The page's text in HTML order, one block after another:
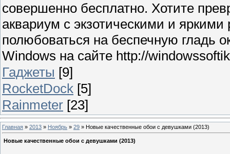
совершенно бесплатно. Хотите
аквариум с экзотическими и
полюбоваться на беспечную гладь
Windows на сайте http://
Гаджеты [9]
RocketDock [5]
Rainmeter [23]
Главная » 2013 » Ноябрь » 29 » Новые качественные обои с девушками (2013)
Новые качественные обои с девушками (2013)